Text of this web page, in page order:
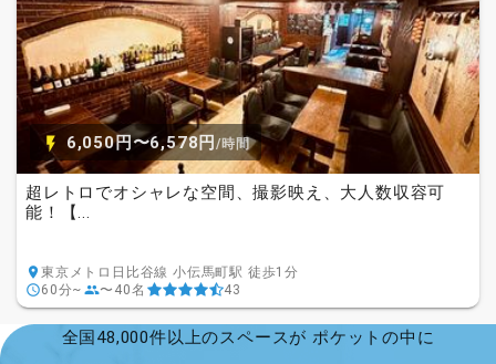
6,050円〜6,578円/時間
超レトロでオシャレな空間、撮影映え、大人数収容可
能！【...
東京メトロ日比谷線 小伝馬町駅 徒歩1分
60分~
〜40名 43
全国48,000件以上のスペースが ポケットの中に